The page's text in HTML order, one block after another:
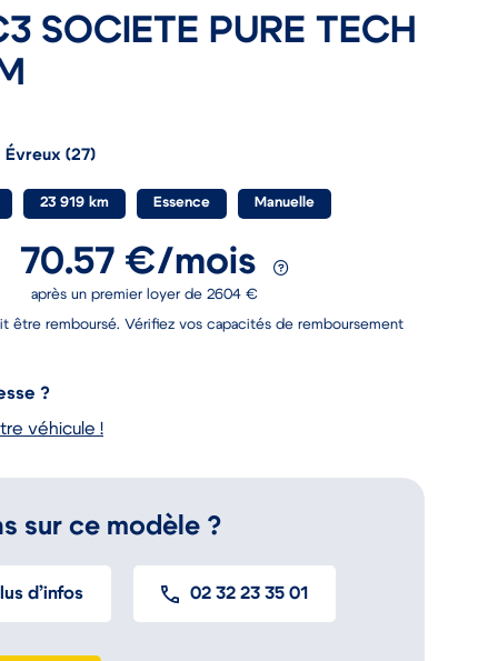
SOCIETE PURE TECH
(27)
23 919 km Essence Manuelle
70.57 €/mois
après un premier loyer de 2604 €
être remboursé. Vérifiez vos capacités de remboursement
?
véhicule !
sur ce modèle ?
d’infos 02 32 23 35 01